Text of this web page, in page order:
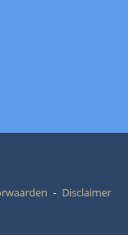
Disclaimer